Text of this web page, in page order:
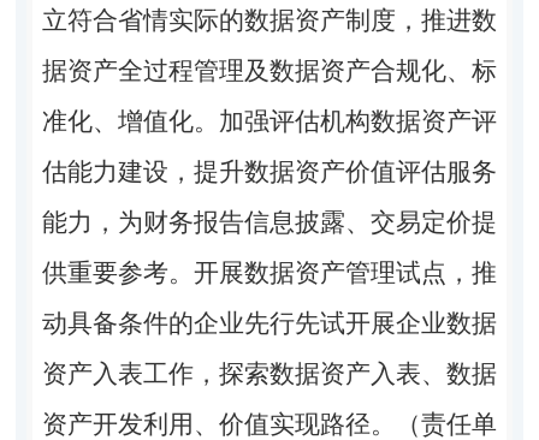
立符合省情实际的数据资产制度，推进数
据资产全过程管理及数据资产合规化、标
准化、增值化。加强评估机构数据资产评
估能力建设，提升数据资产价值评估服务
能力，为财务报告信息披露、交易定价提
供重要参考。开展数据资产管理试点，推
动具备条件的企业先行先试开展企业数据
资产入表工作，探索数据资产入表、数据
资产开发利用、价值实现路径。（责任单